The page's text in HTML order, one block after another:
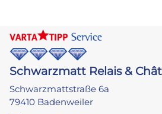
Schwarzmatt Relais &
Schwarzmattstraße 6a
79410 Badenweiler